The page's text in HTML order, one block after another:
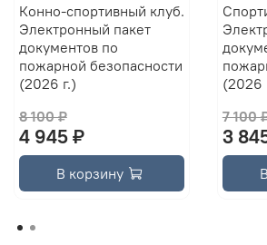
Конно-спортивный клуб.
Электронный пакет
документов по
пожарной безопасности
(2026 г.)
8 100 ₽
4 945 ₽
В корзину
(2026
7 100
3